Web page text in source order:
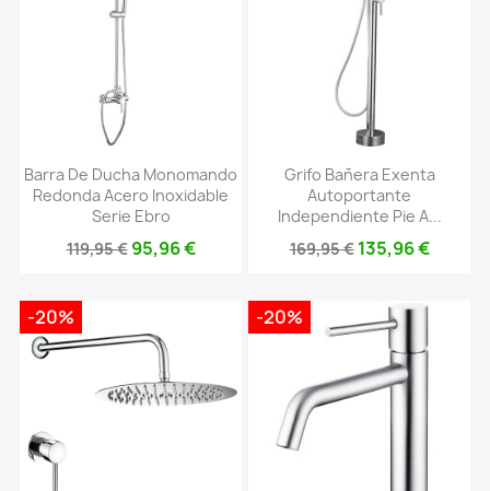
Barra De Ducha Monomando
Redonda Acero Inoxidable
Serie Ebro
119,95 € 95,96 €
Grifo Bañera Exenta
Autoportante
Independiente Pie A...
169,95 € 135,96 €
-20% -20%